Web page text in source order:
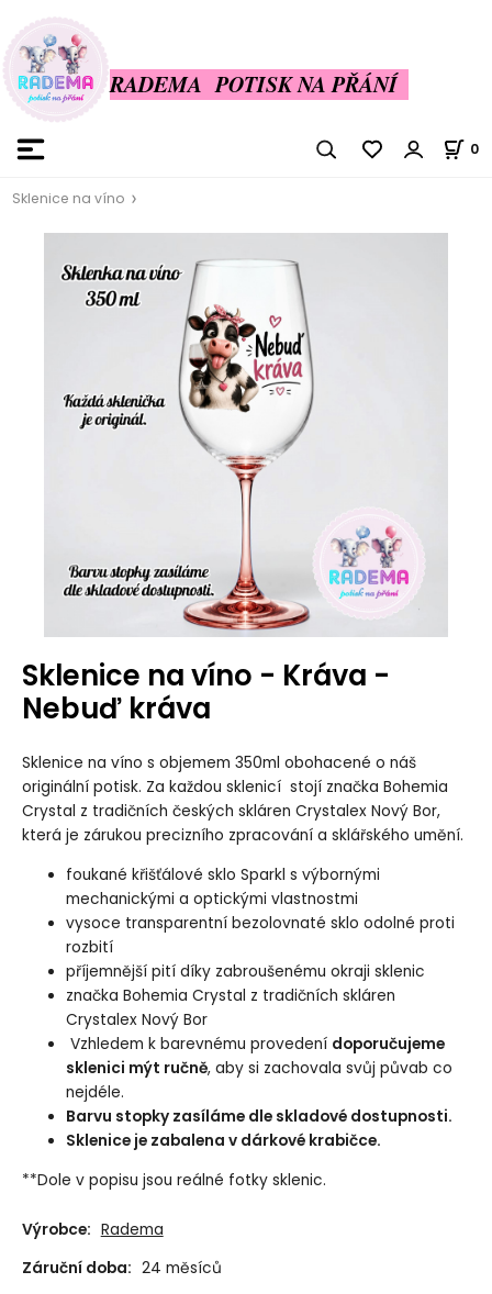
RADEMA POTISK NA PŘÁNÍ
0
Sklenice na víno
Sklenice na víno - Kráva -
Nebuď kráva
Sklenice na víno s objemem 350ml obohacené o náš
originální potisk. Za každou sklenicí stojí značka Bohemia
Crystal z tradičních českých skláren Crystalex Nový Bor,
která je zárukou precizního zpracování a sklářského umění.
foukané křišťálové sklo Sparkl s výbornými
mechanickými a optickými vlastnostmi
vysoce transparentní bezolovnaté sklo odolné proti
rozbití
příjemnější pití díky zabroušenému okraji sklenic
značka Bohemia Crystal z tradičních skláren
Crystalex Nový Bor
Vzhledem k barevnému provedení doporučujeme
sklenici mýt ručně, aby si zachovala svůj půvab co
nejdéle.
Barvu stopky zasíláme dle skladové dostupnosti.
Sklenice je zabalena v dárkové krabičce.
**Dole v popisu jsou reálné fotky sklenic.
Výrobce: Radema
Záruční doba: 24 měsíců